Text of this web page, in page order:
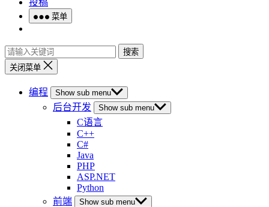
投稿
菜单
搜索
关闭菜单
编程 Show sub menu
后台开发 Show sub menu
C语言
C++
C#
Java
PHP
ASP.NET
Python
前端
Show sub menu